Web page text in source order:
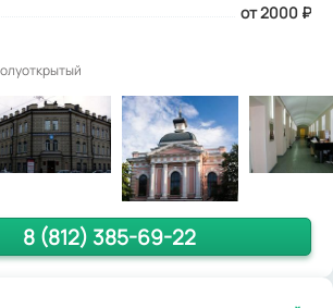
от 2000 ₽
8 (812) 385-69-22